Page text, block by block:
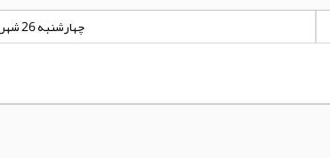
چهارشنبه 26 شهریور 1404 - 00:00:00